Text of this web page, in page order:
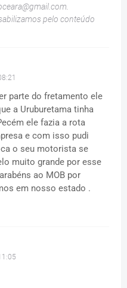
.
pelo conteúdo
parte do fretamento ele
a Uruburetama tinha
ele fazia a rota
e com isso pudi
o seu motorista se
muito grande por esse
ao MOB por
em nosso estado .